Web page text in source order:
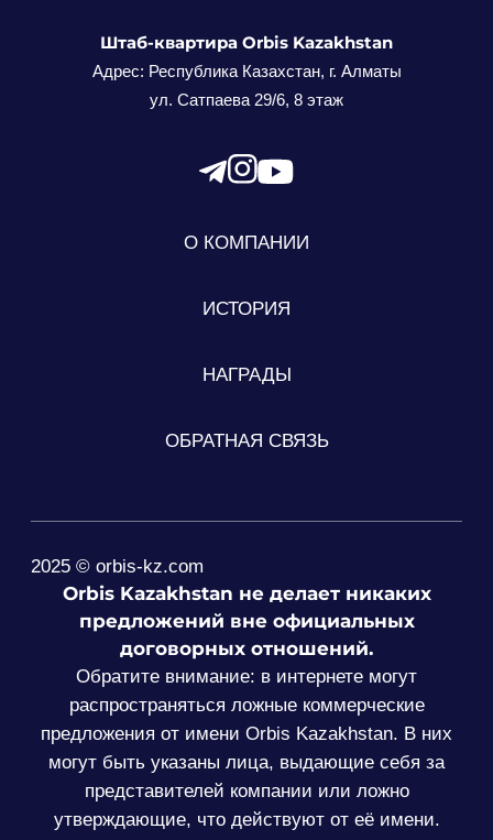
Штаб-квартира Orbis Kazakhstan
Адрес: Республика Казахстан, г. Алматы
ул. Сатпаева 29/6, 8 этаж
О КОМПАНИИ
ИСТОРИЯ
НАГРАДЫ
ОБРАТНАЯ СВЯЗЬ
2025 © orbis-kz.com
Orbis Kazakhstan не делает никаких
предложений вне официальных
договорных отношений.
Обратите внимание: в интернете могут
распространяться ложные коммерческие
предложения от имени Orbis Kazakhstan. В них
могут быть указаны лица, выдающие себя за
представителей компании или ложно
утверждающие, что действуют от её имени.